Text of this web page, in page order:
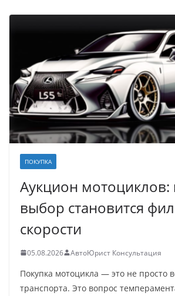
ПОКУПКА
Аукцион мотоциклов:
выбор становится
скорости
05.08.2026 АвтоЮрист Консультация
Покупка мотоцикла — это не просто
транспорта. Это вопрос